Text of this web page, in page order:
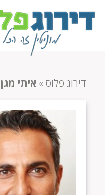
דירוג פלוס » איתי מגן